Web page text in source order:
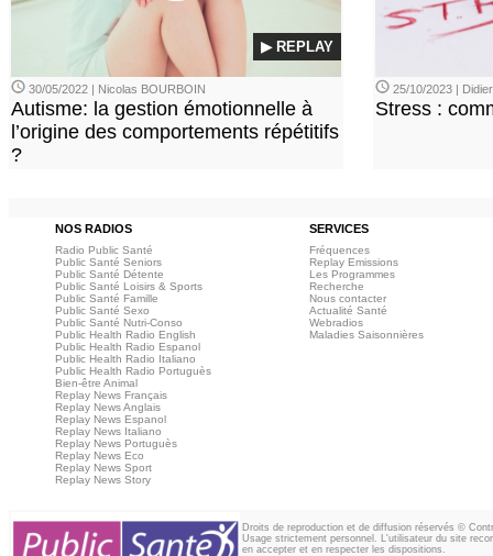
▶ REPLAY
30/05/2022 | Nicolas BOURBOIN
Autisme: la gestion émotionnelle à
l’origine des comportements répétitifs
?
25/10/2023 |
Stress :
NOS RADIOS SERVICES
Radio Public Santé
Public Santé Seniors
Public Santé Détente
Public Santé Loisirs & Sports
Public Santé Famille
Public Santé Sexo
Public Santé Nutri-Conso
Public Health Radio English
Public Health Radio Espanol
Public Health Radio Italiano
Public Health Radio Portuguès
Bien-être Animal
Replay News Français
Replay News Anglais
Replay News Espanol
Replay News Italiano
Replay News Portuguès
Replay News Eco
Replay News Sport
Replay News Story
Fréquences
Replay Emissions
Les Programmes
Recherche
Nous contacter
Actualité Santé
Webradios
Maladies Saisonnières
Droits de reproduction et de diffusion réservés ©
Usage strictement personnel. L'utilisateur du site
en accepter et en respecter les dispositions.